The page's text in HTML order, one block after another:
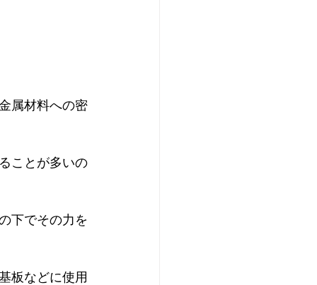
属材料への密
ことが多いの
下でその力を
板などに使用